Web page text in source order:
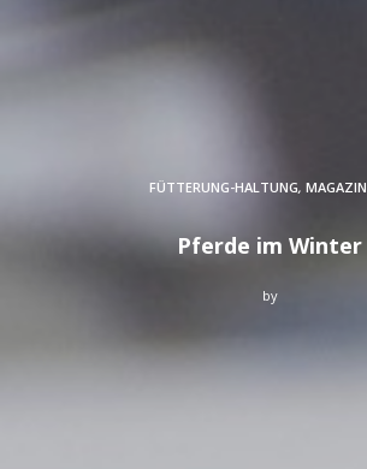
FÜTTERUNG-HALTUNG, MAGAZIN
Pferde im Winter
by